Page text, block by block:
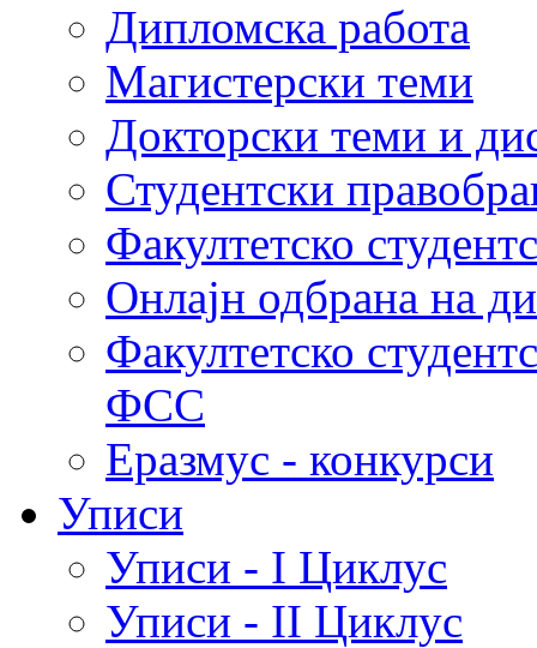
Дипломска работа
Магистерски теми
Докторски теми и
Студентски
Факултетско
Онлајн одбрана на
Факултетско
ФСС
Еразмус - конкурси
Уписи
Уписи - I Циклус
Уписи - II Циклус